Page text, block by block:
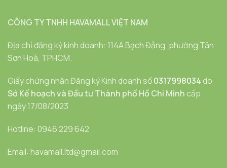
CÔNG TY TNHH HAVAMALL VIỆT NAM
Địa chỉ đăng ký kinh doanh: 114A Bạch Đằng, phường Tân
Sơn Hoà, TPHCM.
Giấy chứng nhận Đăng ký Kinh doanh số0317998034 do
Sở Kế hoạch và Đầu tư Thành phố Hồ Chí Minh cấp
ngày 17/08/2023
Hotline: 0946 229 642
Email: havamall.ltd@gmail.com